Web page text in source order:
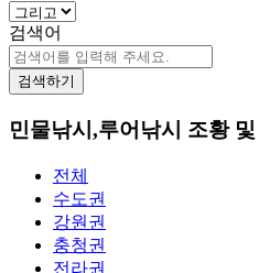
검색어
검색하기
민물낚시,루어낚시 조황
전체
수도권
강원권
충청권
전라권